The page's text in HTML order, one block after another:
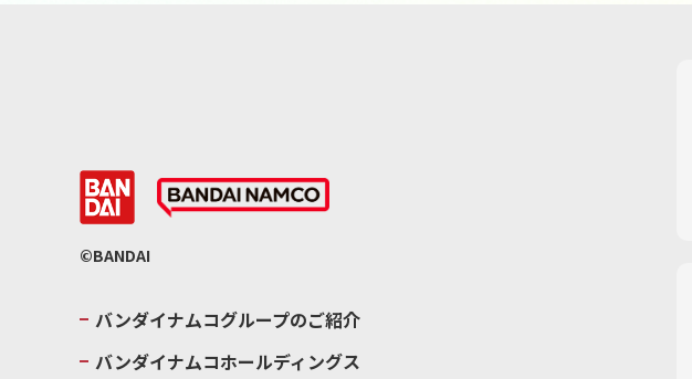
©BANDAI
バンダイナムコグループのご紹介
バンダイナムコホールディングス